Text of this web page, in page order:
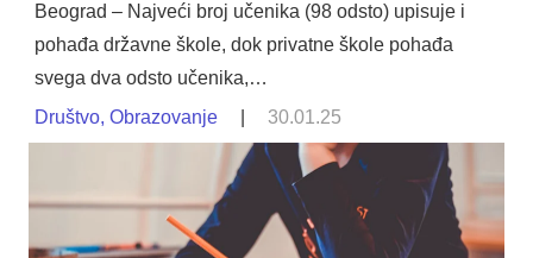
Beograd – Najveći broj učenika (98 odsto) upisuje i
pohađa državne škole, dok privatne škole pohađa
svega dva odsto učenika,…
Društvo, Obrazovanje 30.01.25